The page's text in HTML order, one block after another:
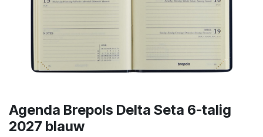
Agenda Brepols Delta Seta 6-talig
2027 blauw